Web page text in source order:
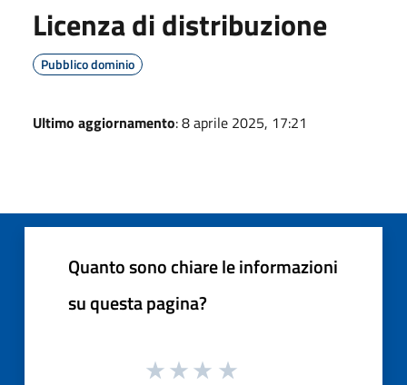
Licenza di distribuzione
Pubblico dominio
Ultimo aggiornamento: 8 aprile 2025, 17:21
Quanto sono chiare le informazioni
su questa pagina?